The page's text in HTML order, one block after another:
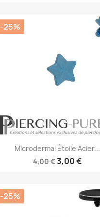
Microdermal Étoile Acier...
4,00 €3,00 €
-25%
-25%